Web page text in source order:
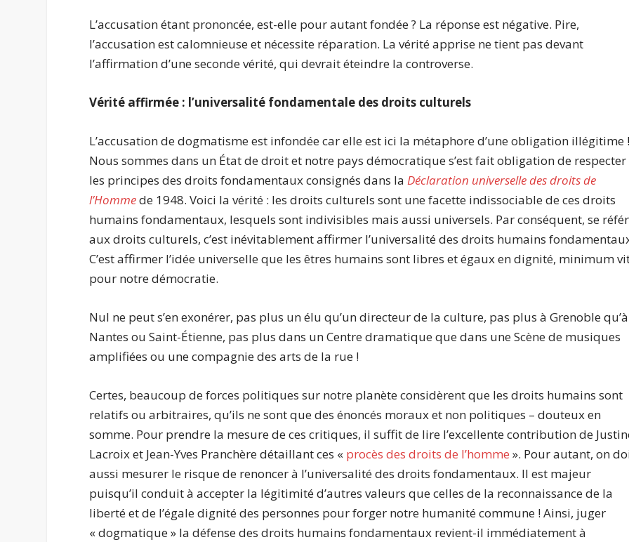
L’accusation étant prononcée, est-elle pour autant fondée ? La réponse est négative. Pire,
l’accusation est calomnieuse et nécessite réparation. La vérité apprise ne tient pas devant
l’affirmation d’une seconde vérité, qui devrait éteindre la controverse.
Vérité affirmée : l’universalité fondamentale des droits culturels
L’accusation de dogmatisme est infondée car elle est ici la métaphore d’une obligation illégitime !
Nous sommes dans un État de droit et notre pays démocratique s’est fait obligation de respecter
les principes des droits fondamentaux consignés dans laDéclaration universelle des droits de
l’Hommede 1948. Voici la vérité : les droits culturels sont une facette indissociable de ces droits
humains fondamentaux, lesquels sont indivisibles mais aussi universels. Par conséquent, se
aux droits culturels, c’est inévitablement affirmer l’universalité des droits humains
C’est affirmer l’idée universelle que les êtres humains sont libres et égaux en dignité, minimum
pour notre démocratie.
Nul ne peut s’en exonérer, pas plus un élu qu’un directeur de la culture, pas plus à Grenoble qu’à
Nantes ou Saint-Étienne, pas plus dans un Centre dramatique que dans une Scène de musiques
amplifiées ou une compagnie des arts de la rue !
Certes, beaucoup de forces politiques sur notre planète considèrent que les droits humains sont
relatifs ou arbitraires, qu’ils ne sont que des énoncés moraux et non politiques – douteux en
somme. Pour prendre la mesure de ces critiques, il suffit de lire l’excellente contribution de
Lacroix et Jean-Yves Pranchère détaillant ces « procès des droits de l’homme ». Pour autant, on
aussi mesurer le risque de renoncer à l’universalité des droits fondamentaux. Il est majeur
puisqu’il conduit à accepter la légitimité d’autres valeurs que celles de la reconnaissance de la
liberté et de l’égale dignité des personnes pour forger notre humanité commune ! Ainsi, juger
« dogmatique » la défense des droits humains fondamentaux revient-il immédiatement à